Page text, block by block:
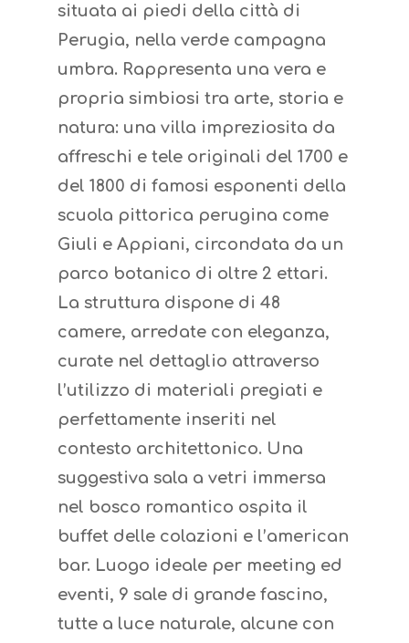
situata ai piedi della città di
Perugia, nella verde campagna
umbra. Rappresenta una vera e
propria simbiosi tra arte, storia e
natura: una villa impreziosita da
affreschi e tele originali del 1700 e
del 1800 di famosi esponenti della
scuola pittorica perugina come
Giuli e Appiani, circondata da un
parco botanico di oltre 2 ettari.
La struttura dispone di 48
camere, arredate con eleganza,
curate nel dettaglio attraverso
l’utilizzo di materiali pregiati e
perfettamente inseriti nel
contesto architettonico. Una
suggestiva sala a vetri immersa
nel bosco romantico ospita il
buffet delle colazioni e l’american
bar. Luogo ideale per meeting ed
eventi, 9 sale di grande fascino,
tutte a luce naturale, alcune con